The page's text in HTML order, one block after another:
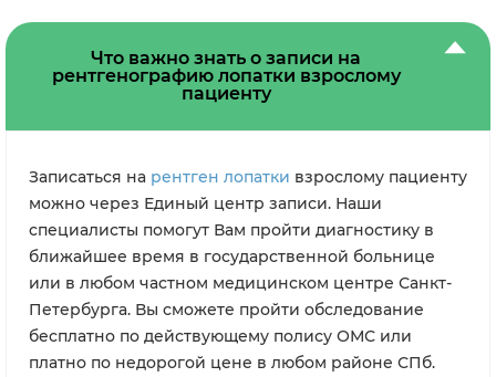
Что важно знать о записи на
рентгенографию лопатки взрослому
пациенту
Записаться на рентген лопатки взрослому пациенту
можно через Единый центр записи. Наши
специалисты помогут Вам пройти диагностику в
ближайшее время в государственной больнице
или в любом частном медицинском центре Санкт-
Петербурга. Вы сможете пройти обследование
бесплатно по действующему полису ОМС или
платно по недорогой цене в любом районе СПб.